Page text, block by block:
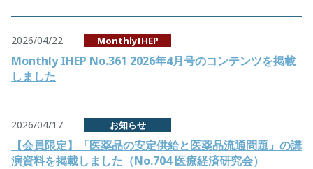
2026/04/22 MonthlyIHEP
Monthly IHEP No.361 2026年4月号のコンテンツを掲載
しました
2026/04/17 お知らせ
【会員限定】「医薬品の安定供給と医薬品流通問題」の講
演資料を掲載しました（No.704 医療経済研究会）